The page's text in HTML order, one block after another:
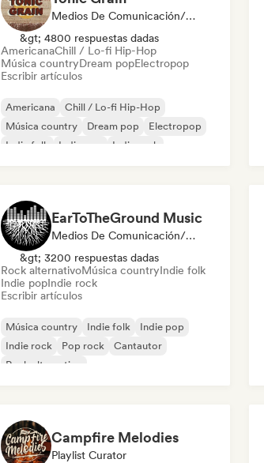
Medios De Comunicación/Periodista
&gt; 4800 respuestas dadas
AmericanaChill / Lo-fi Hip-Hop
Música countryDream popElectropop
Escribir artículos
Americana
Chill / Lo-fi Hip-Hop
Música country
Dream pop
Electropop
Indie folk
Indie pop Indie rock
EarToTheGround Music
Medios De Comunicación/Periodista
&gt; 3200 respuestas dadas
Rock alternativoMúsica countryIndie folk
Indie popIndie rock
Escribir artículos
Música country Indie folk
Indie pop
Indie rock
Pop rock
Cantautor
Rock alternativo
Campfire Melodies
Playlist Curator